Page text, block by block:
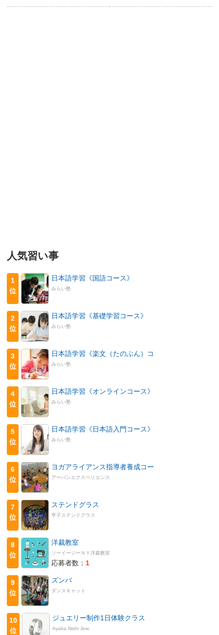
人気習い事
1
位
日本語学習《国語コース》
みらい塾
2
位
日本語学習《基礎学習コース》
みらい塾
3
位
日本語学習《楽文（たのぶん）コ
みらい塾
4
位
日本語学習《オンラインコース》
みらい塾
5
位
日本語学習《日本語入門コース》
みらい塾
6
位
ヨガアライアンス指導者養成コー
アーバンエクスペリエンス
7
位
ステンドグラス
亨子ステンドグラス
8
位
洋裁教室
ソーイージーＮＹ洋裁教室
応募者数： 1
9
位
ズンバ
ダンスキャット
10
位
ジュエリー制作1日体験クラス
Ayaka Nishi Jew